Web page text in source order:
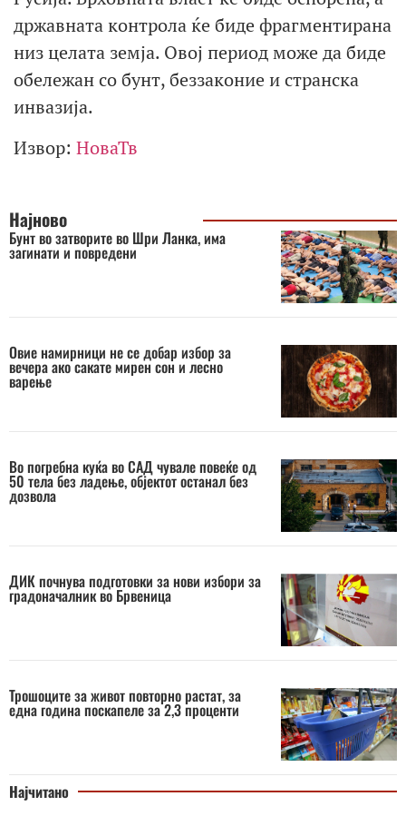
државната контрола ќе биде фрагментирана
низ целата земја. Овој период може да биде
обележан со бунт, беззаконие и странска
инвазија.
Извор: НоваТв
Најново
Бунт во затворите во Шри Ланка, има
загинати и повредени
Овие намирници не се добар избор за
вечера ако сакате мирен сон и лесно
варење
Во погребна куќа во САД чувале повеќе од
50 тела без ладење, објектот останал без
дозвола
ДИК почнува подготовки за нови избори за
градоначалник во Брвеница
Трошоците за живот повторно растат, за
една година поскапеле за 2,3 проценти
Најчитано